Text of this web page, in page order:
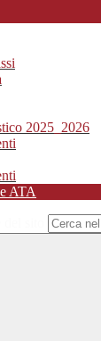
2025_2026
ATA